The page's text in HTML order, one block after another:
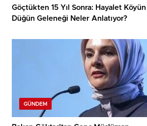
Göçtükten 15 Yıl Sonra: Hayalet Köyün
Düğün Geleneği Neler Anlatıyor?
GÜNDEM